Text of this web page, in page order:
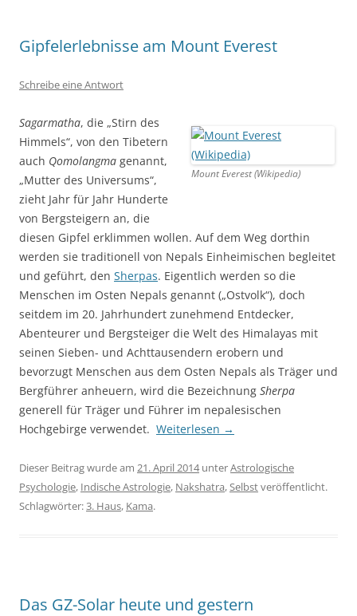
Gipfelerlebnisse am Mount Everest
Schreibe eine Antwort
Mount Everest (Wikipedia)
Sagarmatha, die „Stirn des
Himmels“, von den Tibetern
auch Qomolangma genannt,
„Mutter des Universums“,
zieht Jahr für Jahr Hunderte
von Bergsteigern an, die
diesen Gipfel erklimmen wollen. Auf dem Weg dorthin
werden sie traditionell von Nepals Einheimischen begleitet
und geführt, den Sherpas. Eigentlich werden so die
Menschen im Osten Nepals genannt („Ostvolk“), doch
seitdem im 20. Jahrhundert zunehmend Entdecker,
Abenteurer und Bergsteiger die Welt des Himalayas mit
seinen Sieben- und Achttausendern erobern und
bevorzugt Menschen aus dem Osten Nepals als Träger und
Bergführer anheuern, wird die Bezeichnung Sherpa
generell für Träger und Führer im nepalesischen
Hochgebirge verwendet. Weiterlesen →
Dieser Beitrag wurde am 21. April 2014unterAstrologische
Psychologie, Indische Astrologie, Nakshatra, Selbstveröffentlicht.
Schlagwörter:3. Haus, Kama.
Das GZ-Solar heute und gestern